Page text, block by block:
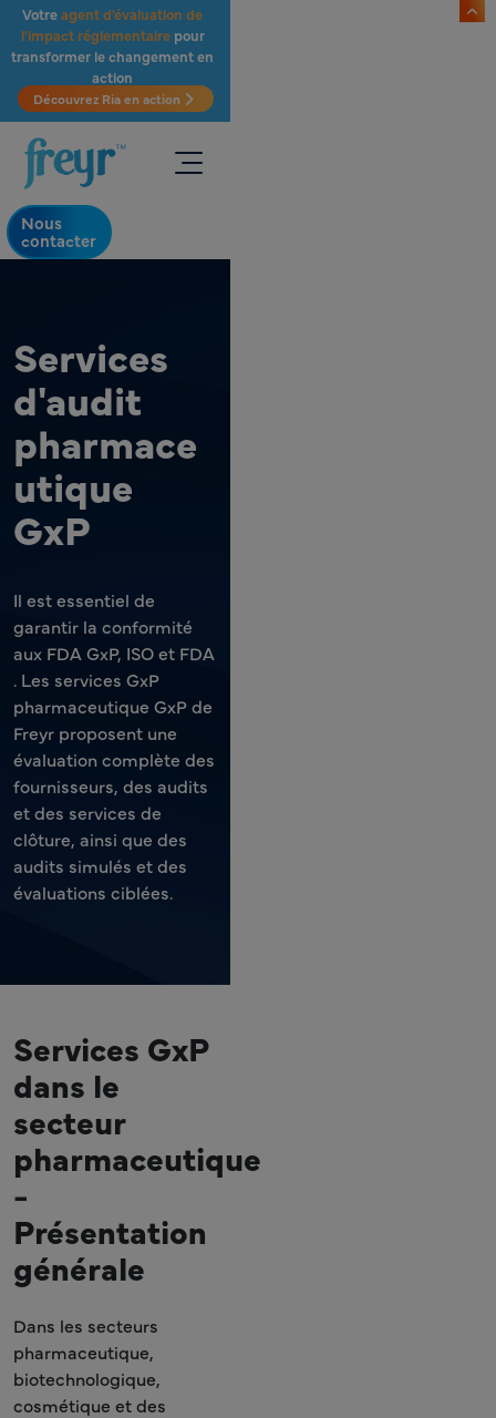
Passer au contenu principal
Votreagent d'évaluation de
l'impact réglementairepour
transformer le changement en
action
Découvrez Ria en action
Nous
contacter
Services
d'audit
pharmace
utique
GxP
Il est essentiel de
garantir la conformité
aux FDA GxP, ISO et FDA
. Les services GxP
pharmaceutique GxP de
Freyr proposent une
évaluation complète des
fournisseurs, des audits
et des services de
clôture, ainsi que des
audits simulés et des
évaluations ciblées.
Services GxP
dans le
secteur
pharmaceutique
-
Présentation
générale
Dans les secteurs
pharmaceutique,
biotechnologique,
cosmétique et des